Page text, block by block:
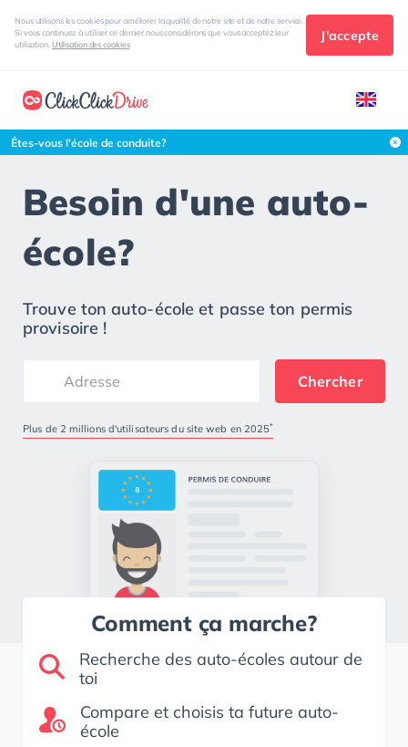
Nous utilisons les cookies pour améliorer la qualité de notre site et de notre service.
Si vous continuez à utiliser ce dernier nous considérons que vous acceptez leur
utilisation. Utilisation des cookies
J'accepte
Êtes-vous l'école de conduite?
Besoin d'une auto-
école?
Trouve ton auto-école et passe ton permis
provisoire !
Chercher
Plus de 2 millions d'utilisateurs du site web en 2025*
Comment ça marche?
Recherche des auto-écoles autour de
toi
Compare et choisis ta future auto-
école